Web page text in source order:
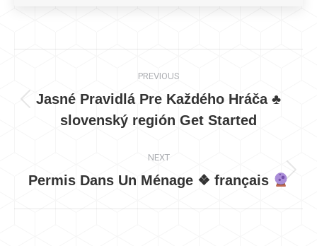
navigation
PREVIOUS
post:
Jasné Pravidlá Pre Každého Hráča ♣️
slovenský región Get Started
NEXT
Next
Permis Dans Un Ménage ❖ français